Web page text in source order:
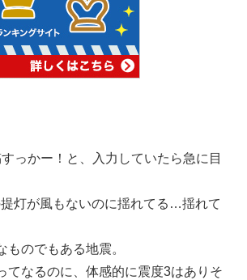
っかー！と、入力していたら急に目
灯が風もないのに揺れてる…揺れて
ものでもある地震。
てなるのに、体感的に震度3はありそ